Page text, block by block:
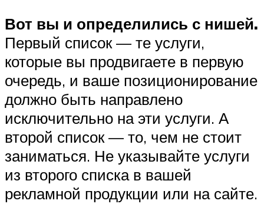
Вот вы и определились с нишей.
Первый список — те услуги,
которые вы продвигаете в первую
очередь, и ваше позиционирование
должно быть направлено
исключительно на эти услуги. А
второй список — то, чем не стоит
заниматься. Не указывайте услуги
из второго списка в вашей
рекламной продукции или на сайте.